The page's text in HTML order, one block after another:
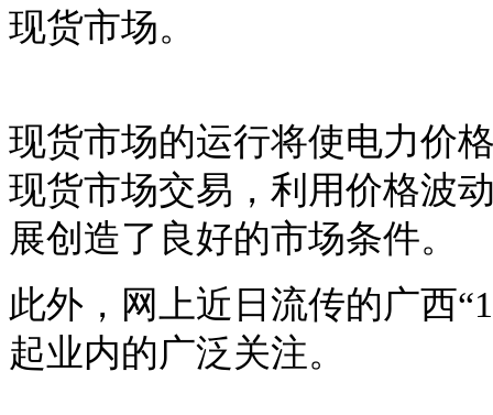
现货市场。
现货市场的运行将使电力价
现货市场交易，利用价格波
展创造了良好的市场条件。
此外，网上近日流传的广西
起业内的广泛关注。